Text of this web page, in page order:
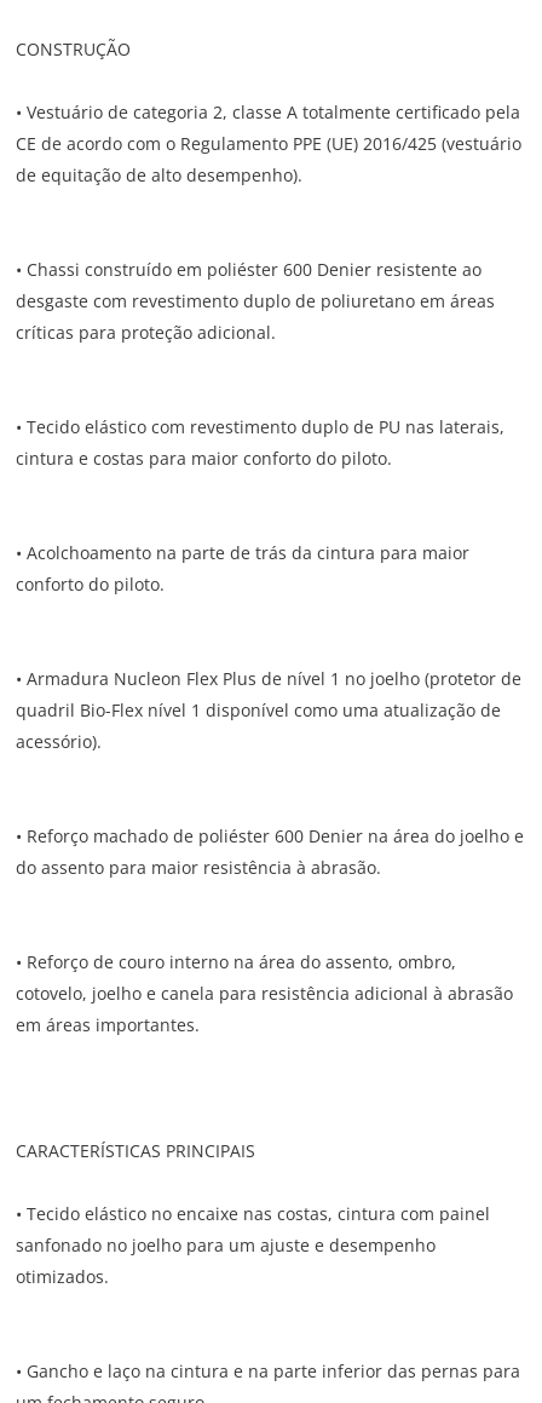
CONSTRUÇÃO
• Vestuário de categoria 2, classe A totalmente certificado pela
CE de acordo com o Regulamento PPE (UE) 2016/425 (vestuário
de equitação de alto desempenho).
• Chassi construído em poliéster 600 Denier resistente ao
desgaste com revestimento duplo de poliuretano em áreas
críticas para proteção adicional.
• Tecido elástico com revestimento duplo de PU nas laterais,
cintura e costas para maior conforto do piloto.
• Acolchoamento na parte de trás da cintura para maior
conforto do piloto.
• Armadura Nucleon Flex Plus de nível 1 no joelho (protetor de
quadril Bio-Flex nível 1 disponível como uma atualização de
acessório).
• Reforço machado de poliéster 600 Denier na área do joelho e
do assento para maior resistência à abrasão.
• Reforço de couro interno na área do assento, ombro,
cotovelo, joelho e canela para resistência adicional à abrasão
em áreas importantes.
CARACTERÍSTICAS PRINCIPAIS
• Tecido elástico no encaixe nas costas, cintura com painel
sanfonado no joelho para um ajuste e desempenho
otimizados.
• Gancho e laço na cintura e na parte inferior das pernas para